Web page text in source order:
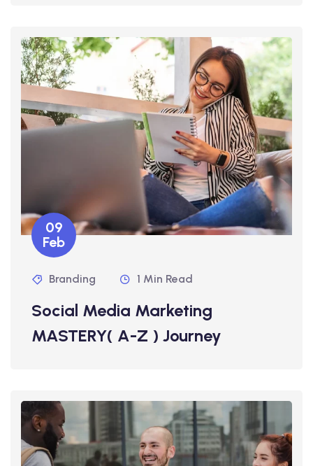
09
Feb
Branding 1 Min Read
Social Media Marketing
MASTERY( A-Z ) Journey